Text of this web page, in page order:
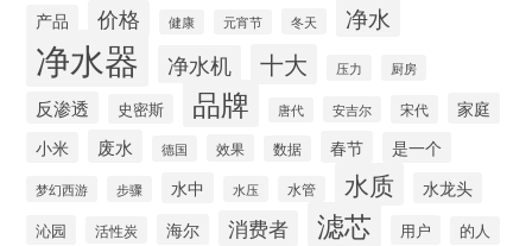
产品 价格 健康 元宵节 冬天 净水
净水器 净水机 十大 压力 厨房
反渗透 史密斯 品牌 唐代 安吉尔 宋代
家庭
小米
废水 德国 效果 数据 春节 是一个
梦幻西游 步骤 水中 水压 水管 水质 水龙头
沁园 活性炭 海尔 消费者 滤芯 用户 的人